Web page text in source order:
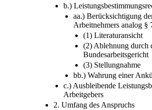
b.)
aa.) Berücksichtigung
Arbeitnehmers analog §
(1) Literaturansicht
(2) Ablehnung durch
Bundesarbeitsgericht
(3) Stellungnahme
bb.) Wahrung einer
c.) Ausbleibende
Arbeitgebers
2. Umfang des Anspruchs